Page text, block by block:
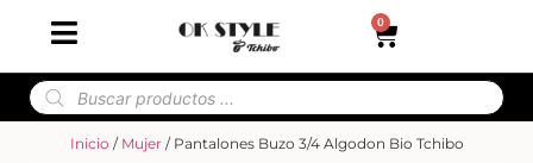
0
Inicio / Mujer/ Pantalones Buzo 3/4 Algodon Bio Tchibo